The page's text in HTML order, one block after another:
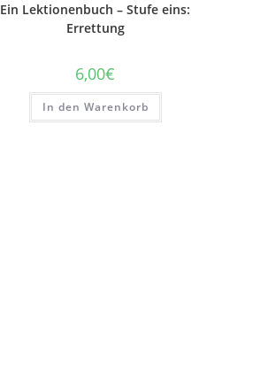
Ein Lektionenbuch – Stufe eins:
Errettung
6,00€
In den Warenkorb